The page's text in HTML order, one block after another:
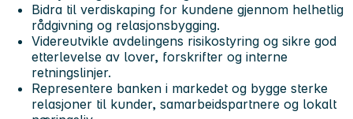
Bidra til verdiskaping for kundene gjennom helhetlig
rådgivning og relasjonsbygging.
Videreutvikle avdelingens risikostyring og sikre god
etterlevelse av lover, forskrifter og interne
retningslinjer.
Representere banken i markedet og bygge sterke
relasjoner til kunder, samarbeidspartnere og lokalt